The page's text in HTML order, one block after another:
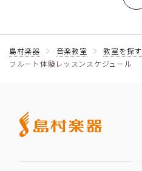
島村楽器 音楽教室 教室を探す
フルート体験レッスンスケジュール